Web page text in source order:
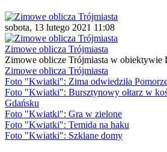
sobota, 13 lutego 2021 11:08
Zimowe oblicza Trójmiasta
Zimowe oblicze Trójmiasta w obiektywie
Zimowe oblicza Trójmiasta
Foto "Kwiatki": Zima odwiedziła
Foto "Kwiatki": Bursztynowy ołtarz w
Gdańsku
Foto "Kwiatki": Gra w zielone
Foto "Kwiatki": Temida na haku
Foto "Kwiatki": Szklane domy